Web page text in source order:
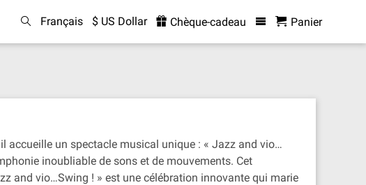
Français $ US Dollar Chèque-cadeau Panier
accueille un spectacle musical unique : « Jazz and vio…
inoubliable de sons et de mouvements. Cet
and vio…Swing ! » est une célébration innovante qui marie